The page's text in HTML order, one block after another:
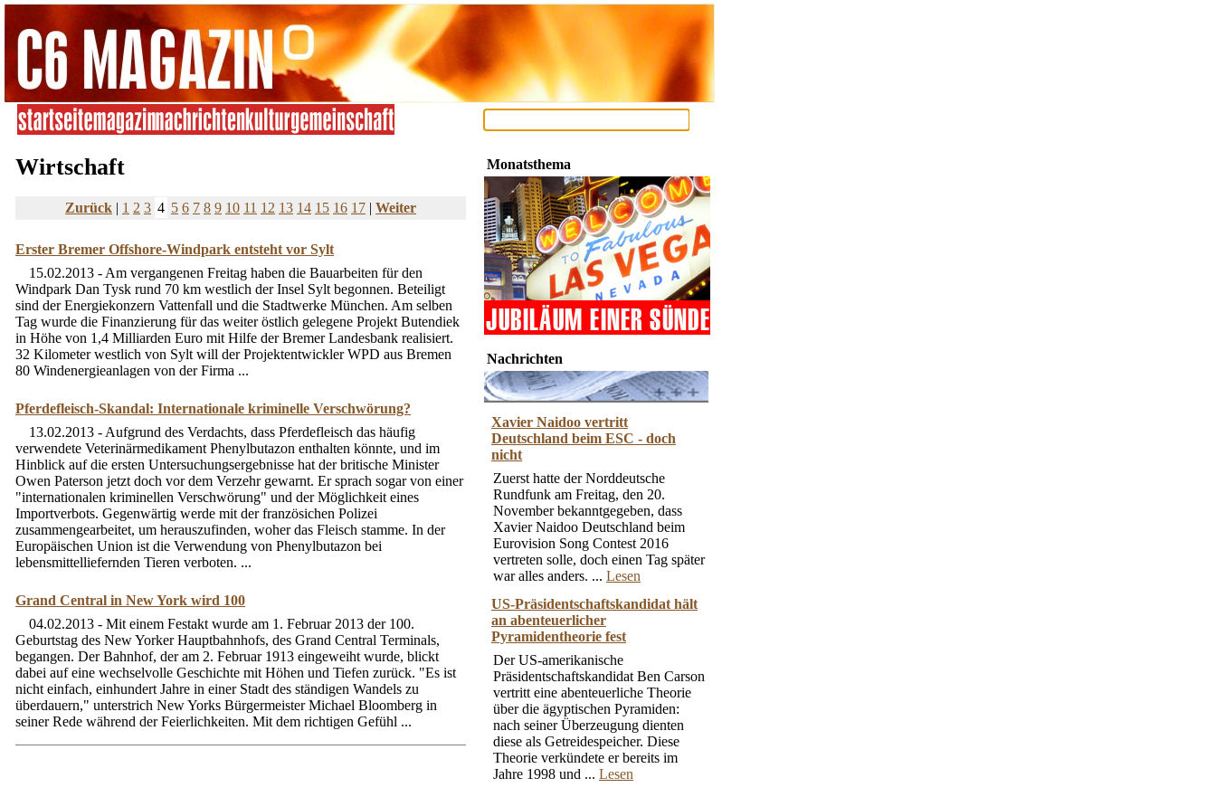
Wirtschaft
Zurück | 1 2 3 4 5 6 7 8 9 10 11 12 13 14 15 16 17 | Weiter
Erster Bremer Offshore-Windpark entsteht vor Sylt
15.02.2013 - Am vergangenen Freitag haben die Bauarbeiten für den
Windpark Dan Tysk rund 70 km westlich der Insel Sylt begonnen. Beteiligt
sind der Energiekonzern Vattenfall und die Stadtwerke München. Am selben
Tag wurde die Finanzierung für das weiter östlich gelegene Projekt Butendiek
in Höhe von 1,4 Milliarden Euro mit Hilfe der Bremer Landesbank realisiert.
32 Kilometer westlich von Sylt will der Projektentwickler WPD aus Bremen
80 Windenergieanlagen von der Firma ...
Pferdefleisch-Skandal: Internationale kriminelle Verschwörung?
13.02.2013 - Aufgrund des Verdachts, dass Pferdefleisch das häufig
verwendete Veterinärmedikament Phenylbutazon enthalten könnte, und im
Hinblick auf die ersten Untersuchungsergebnisse hat der britische Minister
Owen Paterson jetzt doch vor dem Verzehr gewarnt. Er sprach sogar von einer
"internationalen kriminellen Verschwörung" und der Möglichkeit eines
Importverbots. Gegenwärtig werde mit der französichen Polizei
zusammengearbeitet, um herauszufinden, woher das Fleisch stamme. In der
Europäischen Union ist die Verwendung von Phenylbutazon bei
lebensmittelliefernden Tieren verboten. ...
Grand Central in New York wird 100
04.02.2013 - Mit einem Festakt wurde am 1. Februar 2013 der 100.
Geburtstag des New Yorker Hauptbahnhofs, des Grand Central Terminals,
begangen. Der Bahnhof, der am 2. Februar 1913 eingeweiht wurde, blickt
dabei auf eine wechselvolle Geschichte mit Höhen und Tiefen zurück. "Es ist
nicht einfach, einhundert Jahre in einer Stadt des ständigen Wandels zu
überdauern," unterstrich New Yorks Bürgermeister Michael Bloomberg in
seiner Rede während der Feierlichkeiten. Mit dem richtigen Gefühl ...
Monatsthema
Nachrichten
Xavier Naidoo vertritt
Deutschland beim ESC - doch
nicht
Zuerst hatte der Norddeutsche
Rundfunk am Freitag, den 20.
November bekanntgegeben, dass
Xavier Naidoo Deutschland beim
Eurovision Song Contest 2016
vertreten solle, doch einen Tag später
war alles anders. ... Lesen
US-Präsidentschaftskandidat hält
an abenteuerlicher
Pyramidentheorie fest
Der US-amerikanische
Präsidentschaftskandidat Ben Carson
vertritt eine abenteuerliche Theorie
über die ägyptischen Pyramiden:
nach seiner Überzeugung dienten
diese als Getreidespeicher. Diese
Theorie verkündete er bereits im
Jahre 1998 und ... Lesen